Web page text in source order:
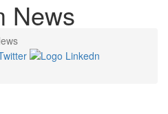
News